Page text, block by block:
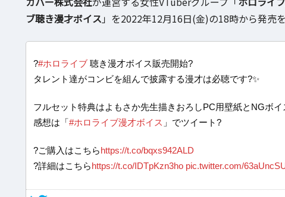
ブ聴き漫才ボイス 」を2022年12月16日(金)の18時から発売
?#ホロライブ聴き漫才ボイス販売開始?
タレント達がコンビを組んで披露する漫才は必聴です?✨
フルセット特典はよもさか先生描きおろしPC用壁紙とNGボイ
感想は「#ホロライブ漫才ボイス 」でツイート?
?ご購入はこちらhttps://t.co/bqxs942ALD
?詳細はこちらhttps://t.co/IDTpKzn3ho pic.twitter.com/